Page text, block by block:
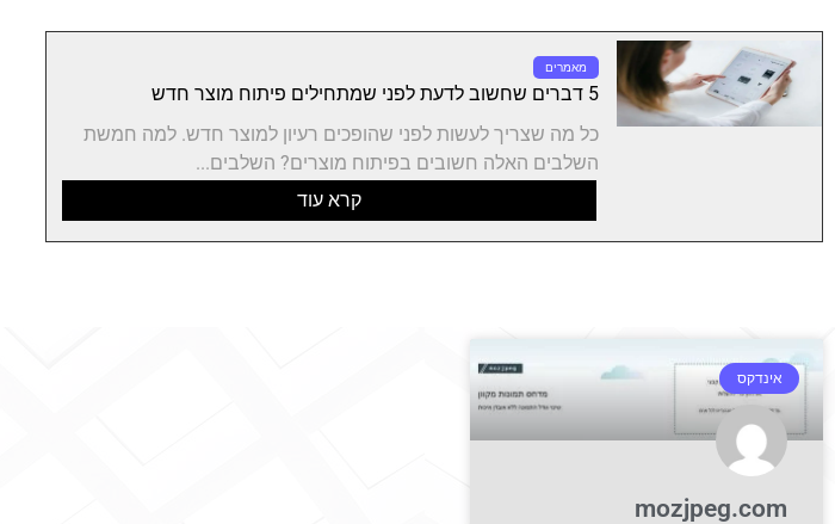
מאמרים
5 דברים שחשוב לדעת לפני שמתחילים פיתוח מוצר חדש
כל מה שצריך לעשות לפני שהופכים רעיון למוצר חדש. למה חמשת
השלבים האלה חשובים בפיתוח מוצרים? השלבים...
קרא עוד
אינדקס
mozjpeg.com